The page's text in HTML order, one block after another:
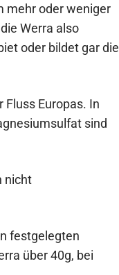
mehr oder weniger
Werra also
oder bildet gar die
Europas. In
sind
nicht
festgelegten
über 40g, bei